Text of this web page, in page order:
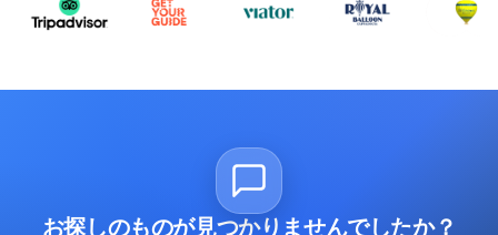
お探しのものが見つかりませんでしたか？